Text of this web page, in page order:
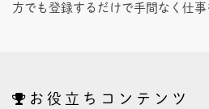
方でも登録するだけで手間なく仕事
お役立ちコンテンツ